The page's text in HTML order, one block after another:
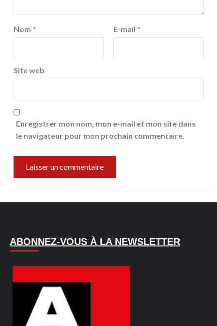
Nom * E-mail *
Site web
Enregistrer mon nom, mon e-mail et mon site dans
le navigateur pour mon prochain commentaire.
ABONNEZ-VOUS À LA NEWSLETTER